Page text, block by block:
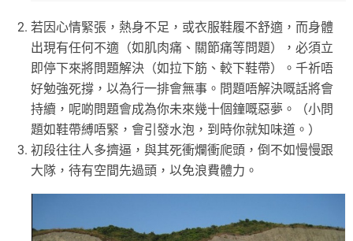
若因心情緊張，熱身不足，或衣服鞋履不舒適，而身體
出現有任何不適（如肌肉痛、關節痛等問題），必須立
即停下來將問題解決（如拉下筋、較下鞋帶）。千祈唔
好勉強死撐，以為行一排會無事。問題唔解決嘅話將會
持續，呢啲問題會成為你未來幾十個鐘嘅惡夢。（小問
題如鞋帶縛唔緊，會引發水泡，到時你就知味道。）
初段往往人多擠逼，與其死衝爛衝爬頭，倒不如慢慢跟
大隊，待有空間先過頭，以免浪費體力。